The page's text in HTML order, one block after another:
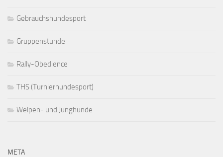
Gebrauchshundesport
Gruppenstunde
Rally-Obedience
THS (Turnierhundesport)
Welpen- und Junghunde
META